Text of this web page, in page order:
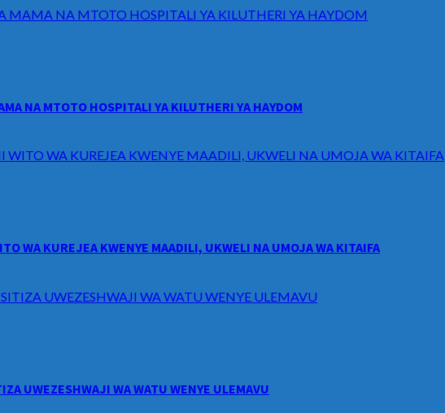
MAMA NA MTOTO HOSPITALI YA KILUTHERI YA HAYDOM
NA MTOTO HOSPITALI YA KILUTHERI YA HAYDOM
WA KUREJEA KWENYE MAADILI, UKWELI NA UMOJA WA KITAIFA
WA KUREJEA KWENYE MAADILI, UKWELI NA UMOJA WA KITAIFA
UWEZESHWAJI WA WATU WENYE ULEMAVU
UWEZESHWAJI WA WATU WENYE ULEMAVU